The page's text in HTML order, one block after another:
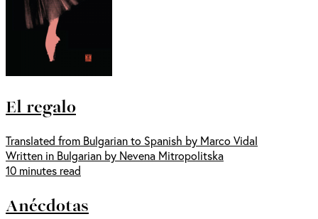
El regalo
Translated from Bulgarian to Spanish by Marco Vidal
Written in Bulgarian by Nevena Mitropolitska
10 minutes read
Anécdotas